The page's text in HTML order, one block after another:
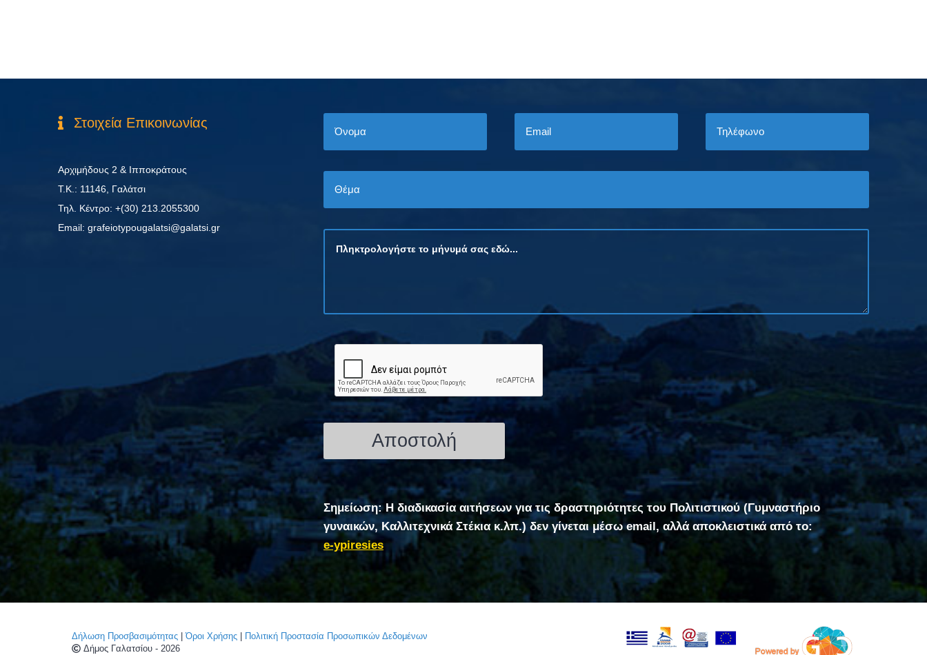
Στοιχεία Επικοινωνίας
Αρχιμήδους 2 & Ιπποκράτους
Τ.Κ.: 11146, Γαλάτσι
Τηλ. Κέντρο: +(30) 213.2055300
Εmail: grafeiotypougalatsi@galatsi.gr
Σημείωση: Η διαδικασία αιτήσεων για τις δραστηριότητες του Πολιτιστικού (Γυμναστήριο
γυναικών, Καλλιτεχνικά Στέκια κ.λπ.) δεν γίνεται μέσω email, αλλά αποκλειστικά από το:
e-ypiresies
Δήλωση Προσβασιμότητας |Όροι Χρήσης
Πολιτική Προστασία Προσωπικών Δεδομένων
Δήμος Γαλατσίου - 2026